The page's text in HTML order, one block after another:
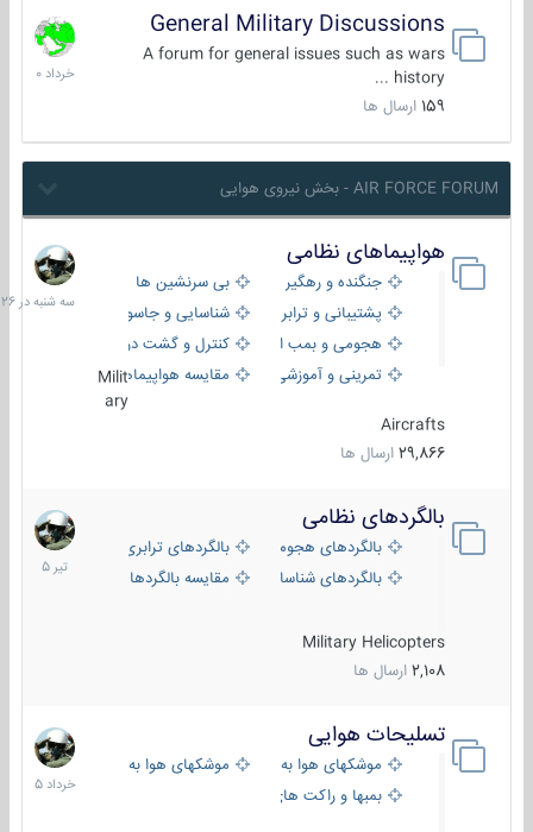
General Military Discussions
A forum for general issues such as wars
history ...
159 ارسال ها
10
خرداد
1400
AIR FORCE FORUM - بخش نیروی هوایی
هواپیماهای نظامی
جنگنده و رهگیر
بی سرنشین ها
پشتیبانی و ترابری
شناسایی و جاسوسی
هجومی و بمب افکن
کنترل و گشت دریایی
تمرینی و آموزشی
مقایسه هواپیماهاMilit
ary
Aircrafts
29,866 ارسال ها
سه
شنبه
در
بالگردهای نظامی
بالگردهای هجومی
بالگردهای ترابری
بالگردهای شناسایی
مقایسه بالگردها
Military Helicopters
2,108 ارسال ها
22
تیر
1405
تسلیحات هوایی
موشکهای هوا به هوا
موشکهای هوا به سطح
بمبها و راکت های هوایی
30
خرداد
1405